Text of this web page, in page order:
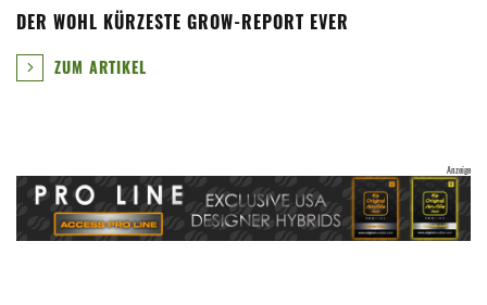
DER WOHL KÜRZESTE GROW-REPORT EVER
ZUM ARTIKEL